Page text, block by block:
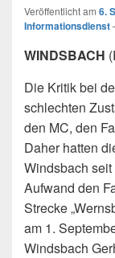
Veröffentlicht am 6.
Informationsdienst
WINDSBACH
Die Kritik bei
schlechten
den MC, den
Daher hatten
Windsbach
Aufwand den
Strecke
am 1.
Windsbach